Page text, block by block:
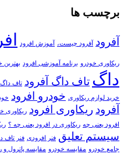
برچسب ها
آفرود آفرود چیست، آموزش افرود
ریکاوری خودرو برنامه آموزشی افرود بهترین
داگ تاف داگ آفرود تاف داگ
خرید لوازم ریکاوری خودرو افرود
آفرود ریکاوری افرود ریکاوری
افرود یعنی چه ریکاوری در افرود یعنی چه ؟
سیستم تعلیق فنر افرودی فنر تاف
جامع خودرو مقایسه خودرو مقایسه پاترول و